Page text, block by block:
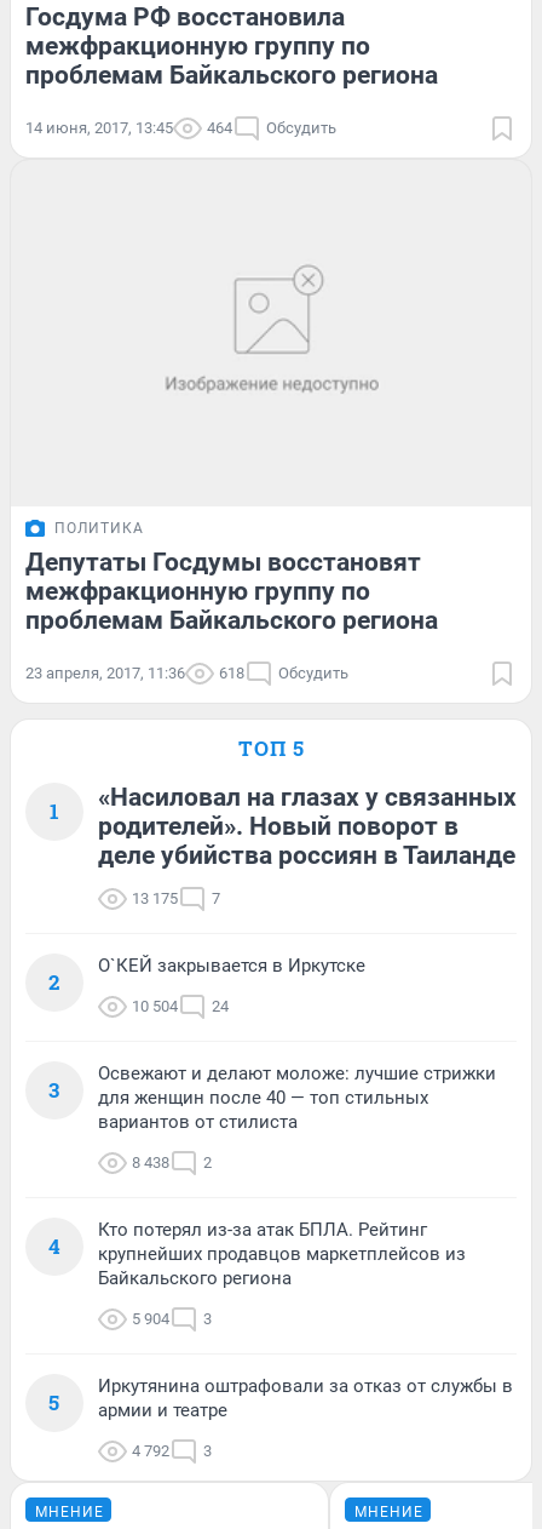
Госдума РФ восстановила
межфракционную группу по
проблемам Байкальского региона
14 июня, 2017, 13:45 464 Обсудить
ПОЛИТИКА
Депутаты Госдумы восстановят
межфракционную группу по
проблемам Байкальского региона
23 апреля, 2017, 11:36 618 Обсудить
ТОП 5
1
«Насиловал на глазах у связанных
родителей». Новый поворот в
деле убийства россиян в Таиланде
13 175 7
2
О`КЕЙ закрывается в Иркутске
10 504 24
3
Освежают и делают моложе: лучшие стрижки
для женщин после 40 — топ стильных
вариантов от стилиста
8 438 2
4
Кто потерял из-за атак БПЛА. Рейтинг
крупнейших продавцов маркетплейсов из
Байкальского региона
5 904 3
5
Иркутянина оштрафовали за отказ от службы в
армии и театре
4 792 3
МНЕНИЕ МНЕНИЕ